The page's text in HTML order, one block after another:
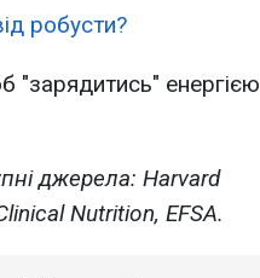
робусти?
"зарядитись" енергією
джерела: Harvard
Nutrition, EFSA.